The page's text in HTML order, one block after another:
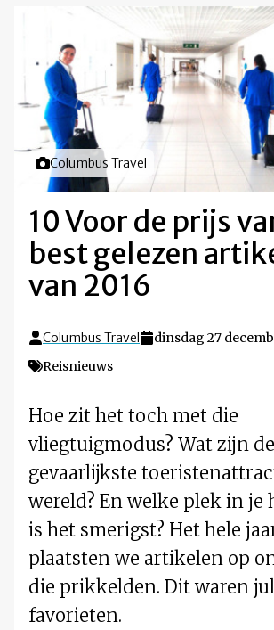
Foto door
Columbus Travel
10 Voor de prijs
best gelezen
van 2016
Columbus Travel
dinsdag 27
Reisnieuws
Hoe zit het toch met die
vliegtuigmodus? Wat zijn de
gevaarlijkste
wereld? En welke plek in je
is het smerigst? Het hele
plaatsten we artikelen op
die prikkelden. Dit waren
favorieten.